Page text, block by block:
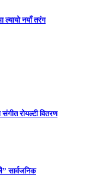
ल्यायो नयाँ तरंग
रोयल्टी वितरण
सार्वजनिक